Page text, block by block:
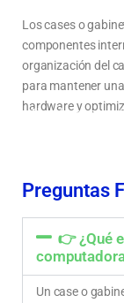
Los cases o
componentes
organización del
para mantener
hardware y
Tipos de cases para
Preguntas
👉 ¿Qué
Un case o